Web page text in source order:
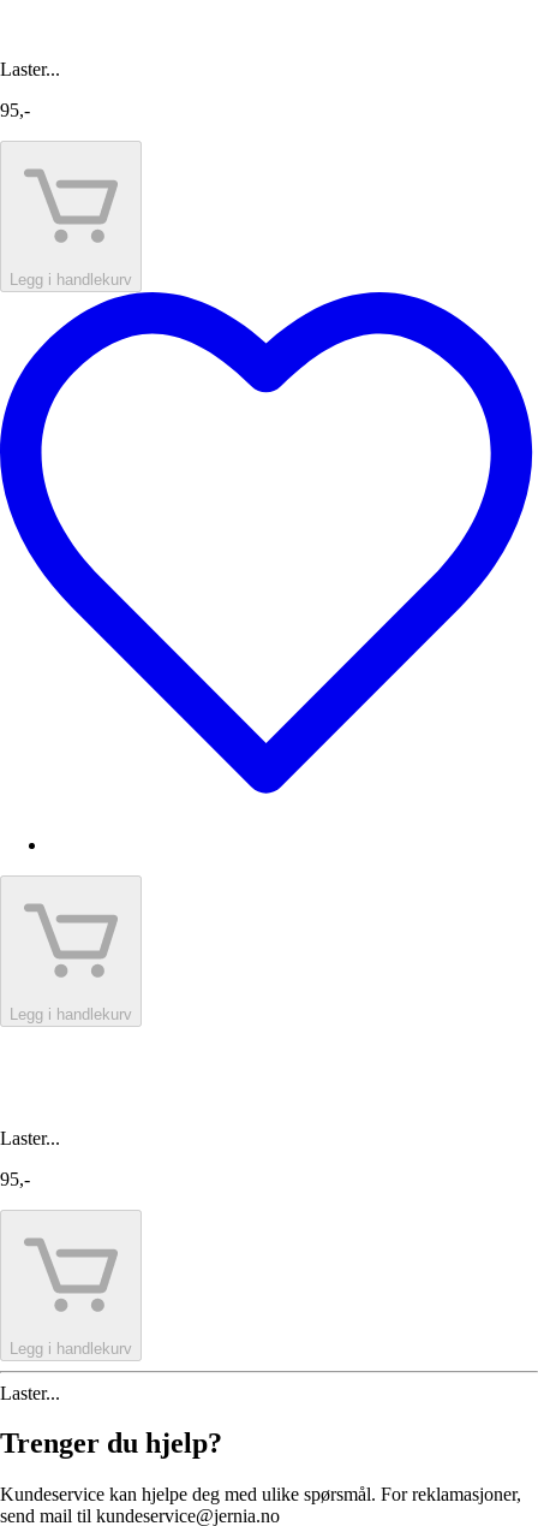
Laster...
95,-
Legg i handlekurv
Legg i handlekurv
Laster...
95,-
Legg i handlekurv
Laster...
Trenger du hjelp?
Kundeservice kan hjelpe deg med ulike spørsmål. For reklamasjoner,
send mail til kundeservice@jernia.no